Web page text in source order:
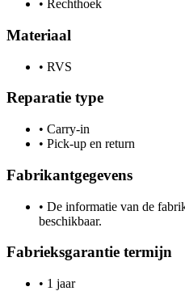
• Rechthoek
Materiaal
• RVS
Reparatie type
• Carry-in
• Pick-up en return
Fabrikantgegevens
• De informatie van de
beschikbaar.
Fabrieksgarantie termijn
• 1 jaar